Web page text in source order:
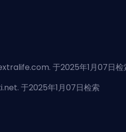
于2025年1月07日检
于2025年1月07日检索